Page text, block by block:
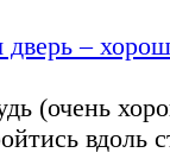
дверь –
(очень
вдоль